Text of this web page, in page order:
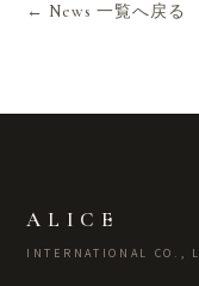
← News 一覧へ戻る
ALICE
INTERNATIONAL CO.,